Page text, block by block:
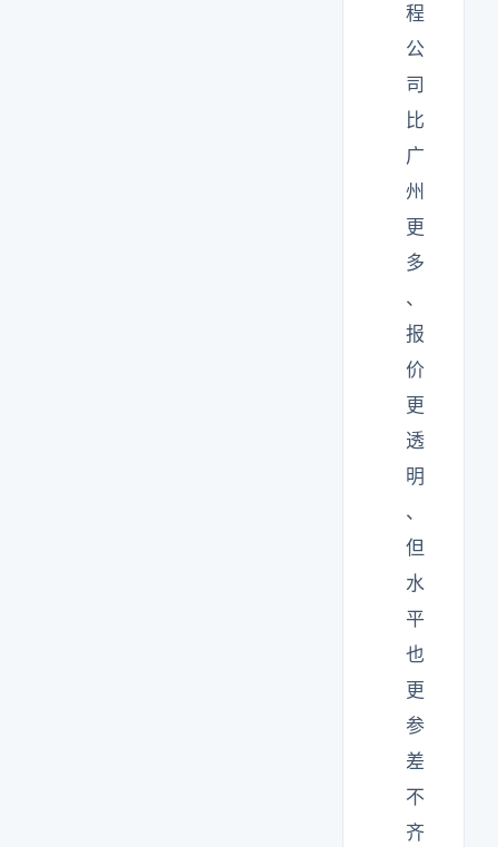
程
公
司
比
广
州
更
多
、
报
价
更
透
明
、
但
水
平
也
更
参
差
不
齐